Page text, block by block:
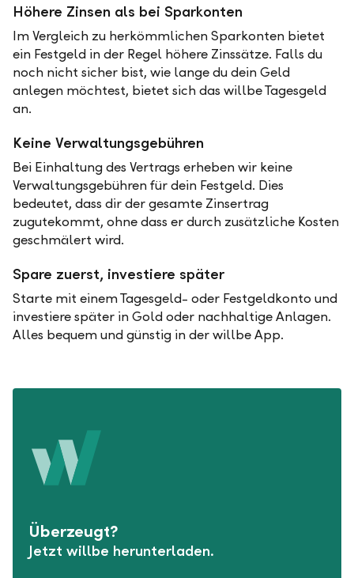
Höhere Zinsen als bei Sparkonten
Im Vergleich zu herkömmlichen Sparkonten bietet
ein Festgeld in der Regel höhere Zinssätze. Falls du
noch nicht sicher bist, wie lange du dein Geld
anlegen möchtest, bietet sich das willbe Tagesgeld
an.
Keine Verwaltungsgebühren
Bei Einhaltung des Vertrags erheben wir keine
Verwaltungsgebühren für dein Festgeld. Dies
bedeutet, dass dir der gesamte Zinsertrag
zugutekommt, ohne dass er durch zusätzliche Kosten
geschmälert wird.
Spare zuerst, investiere später
Starte mit einem Tagesgeld- oder Festgeldkonto und
investiere später in Gold oder nachhaltige Anlagen.
Alles bequem und günstig in der willbe App.
Überzeugt?
Jetzt willbe herunterladen.